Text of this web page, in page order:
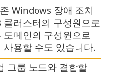
Windows 장애 조치
러스터의 구성원으로
메인의 구성원으로
용할 수도 있습니다.
그룹 노드와 결합할